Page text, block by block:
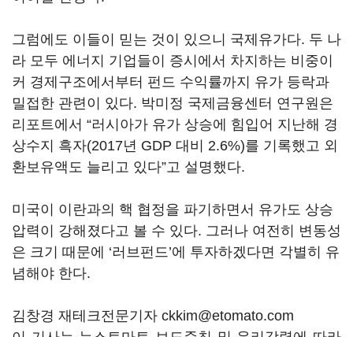
그럼에도 이들이 믿는 것이 있으니 국제유가다. 두 나
라 모두 에너지 기업들이 증시에서 차지하는 비중이
커 경제구조에서부터 펀드 수익률까지 유가 등락과
밀접한 관련이 있다. 박미정 국제금융센터 연구원은
리포트에서 “러시아가 유가 상승에 힘입어 지난해 경
상수지 흑자(2017년 GDP 대비 2.6%)를 기록했고 외
환보유액도 늘리고 있다”고 설명했다.
미국이 이란과의 핵 협정을 파기하면서 유가도 상승
압력이 강해졌다고 볼 수 있다. 그러나 여전히 변동성
은 크기 때문에 ‘러브펀드’에 투자하겠다면 각별히 유
념해야 한다.
김창경 재테크전문기자 ckkim@etomato.com